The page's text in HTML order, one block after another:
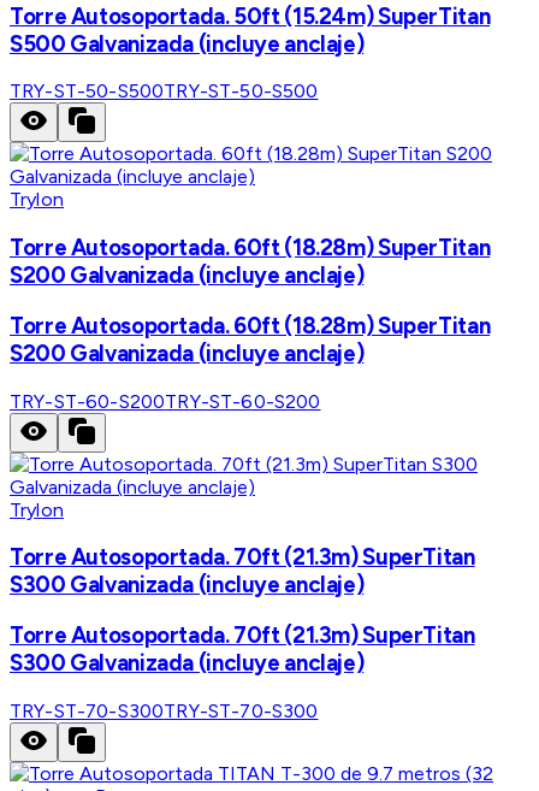
Torre Autosoportada. 50ft (15.24m) SuperTitan
S500 Galvanizada (incluye anclaje)
TRY-ST-50-S500TRY-ST-50-S500
Trylon
Torre Autosoportada. 60ft (18.28m) SuperTitan
S200 Galvanizada (incluye anclaje)
Torre Autosoportada. 60ft (18.28m) SuperTitan
S200 Galvanizada (incluye anclaje)
TRY-ST-60-S200TRY-ST-60-S200
Trylon
Torre Autosoportada. 70ft (21.3m) SuperTitan
S300 Galvanizada (incluye anclaje)
Torre Autosoportada. 70ft (21.3m) SuperTitan
S300 Galvanizada (incluye anclaje)
TRY-ST-70-S300TRY-ST-70-S300